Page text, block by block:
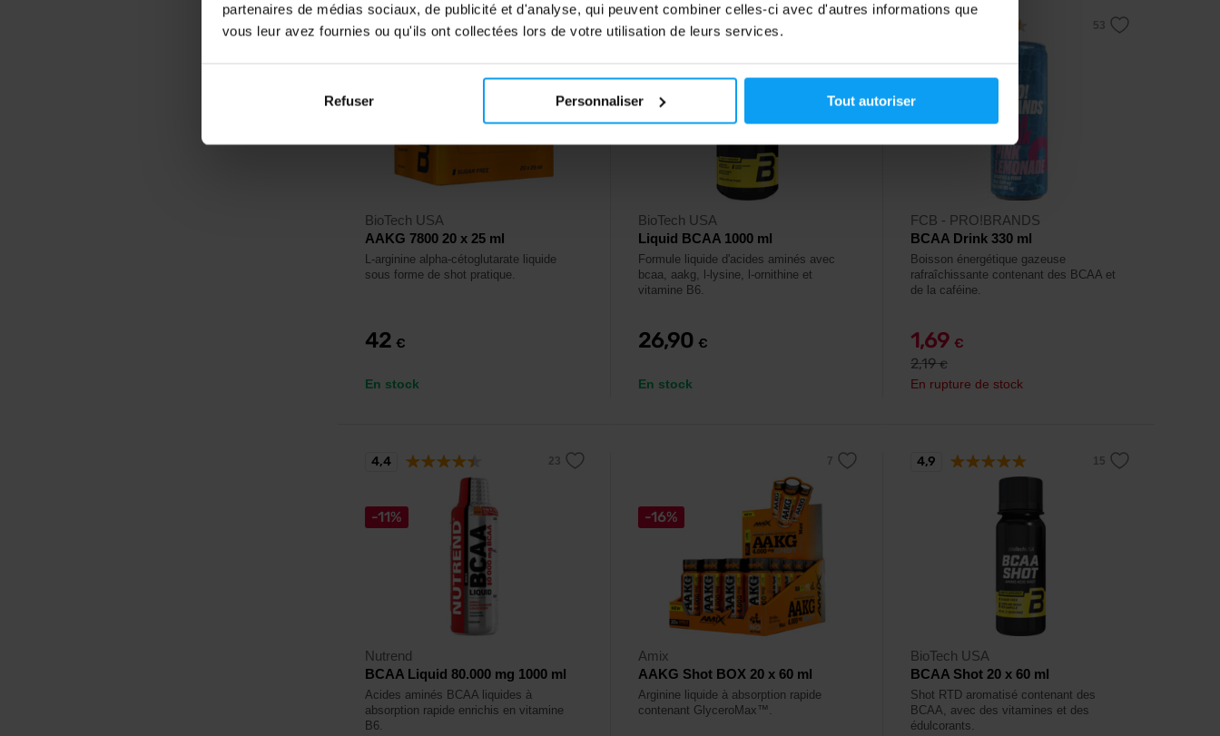
partenaires de médias sociaux, de publicité et d'analyse, qui peuvent combiner celles-ci avec d'autres informations que
vous leur avez fournies ou qu'ils ont collectées lors de votre utilisation de leurs services.
Refuser Personnaliser Tout autoriser
BioTech USA
AAKG 7800 20 x 25 ml
L-arginine alpha-cétoglutarate liquide
sous forme de shot pratique.
42 €
En stock
BioTech USA
Liquid BCAA 1000 ml
Formule liquide d'acides aminés avec
bcaa, aakg, l-lysine, l-ornithine et
vitamine B6.
26,90 €
En stock
4,4
-23%
FCB - PRO!BRANDS
BCAA Drink 330 ml
Boisson énergétique gazeuse
rafraîchissante contenant des BCAA et
de la caféine.
1,69 €
2,19€
En rupture de stock
-11%
Nutrend
BCAA Liquid 80.000 mg 1000 ml
Acides aminés BCAA liquides à
absorption rapide enrichis en vitamine
B6.
4,4
-16%
Amix
AAKG Shot BOX 20 x 60 ml
Arginine liquide à absorption rapide
contenant GlyceroMax™.
BioTech USA
BCAA Shot 20 x 60 ml
Shot RTD aromatisé contenant des
BCAA, avec des vitamines et des
édulcorants.
4,9